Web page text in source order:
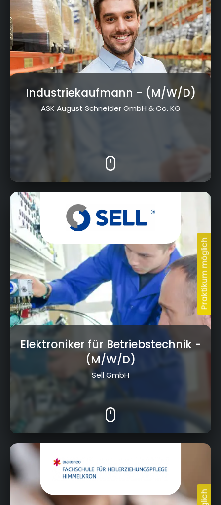
Industriekaufmann - (M/W/D)
ASK August Schneider GmbH & Co. KG
Albert-Ruckdeschel-Str. 20, 95326 Kulmbach
Elektroniker für Betriebstechnik-
(M/W/D)
Sell GmbH
Langheinrichstr. 1, 95502 Himmelkron